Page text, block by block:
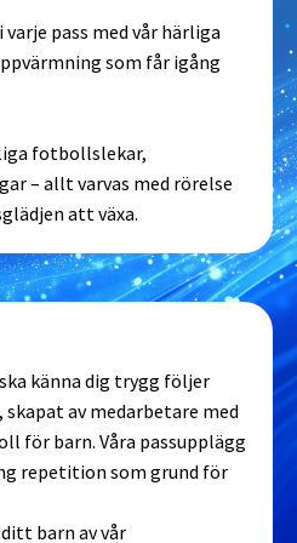
pass med vår härliga
som får igång
fotbollslekar,
– allt varvas med rörelse
att växa.
känna dig trygg följer
av medarbetare med
för barn. Våra passupplägg
repetition som grund för
barn av vår